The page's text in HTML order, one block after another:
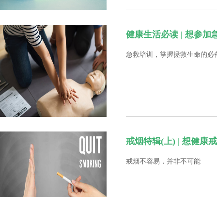
健康生活必读 | 想参加
急救培训，掌握拯救生命的必
戒烟特辑(上) | 想健康
戒烟不容易，并非不可能